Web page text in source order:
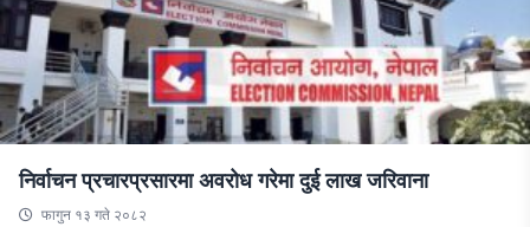
निर्वाचन प्रचारप्रसारमा अवरोध गरेमा दुई लाख जरिवाना
फागुन १३ गते २०८२